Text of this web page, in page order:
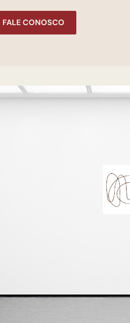
FALE CONOSCO